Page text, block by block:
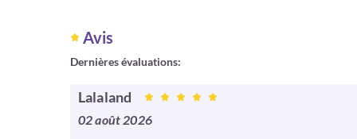
Avis
Dernières évaluations:
Lalaland
02 août 2026